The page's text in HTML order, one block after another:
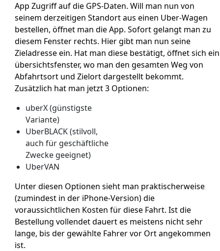
App Zugriff auf die GPS-Daten. Will man nun von
seinem derzeitigen Standort aus einen Uber-Wagen
bestellen, öffnet man die App. Sofort gelangt man zu
diesem Fenster rechts. Hier gibt man nun seine
Zieladresse ein. Hat man diese bestätigt, öffnet sich ein
übersichtsfenster, wo man den gesamten Weg von
Abfahrtsort und Zielort dargestellt bekommt.
Zusätzlich hat man jetzt 3 Optionen:
uberX (günstigste
Variante)
UberBLACK (stilvoll,
auch für geschäftliche
Zwecke geeignet)
UberVAN
Unter diesen Optionen sieht man praktischerweise
(zumindest in der iPhone-Version) die
voraussichtlichen Kosten für diese Fahrt. Ist die
Bestellung vollendet dauert es meistens nicht sehr
lange, bis der gewählte Fahrer vor Ort angekommen
ist.